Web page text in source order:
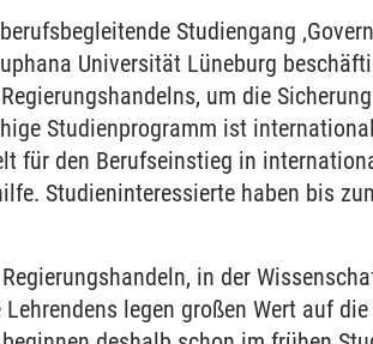
Studiengang
Universität Lüneburg
um die
Studienprogramm ist
für den Berufseinstieg in
Studieninteressierte haben bis
in der
legen großen Wert auf